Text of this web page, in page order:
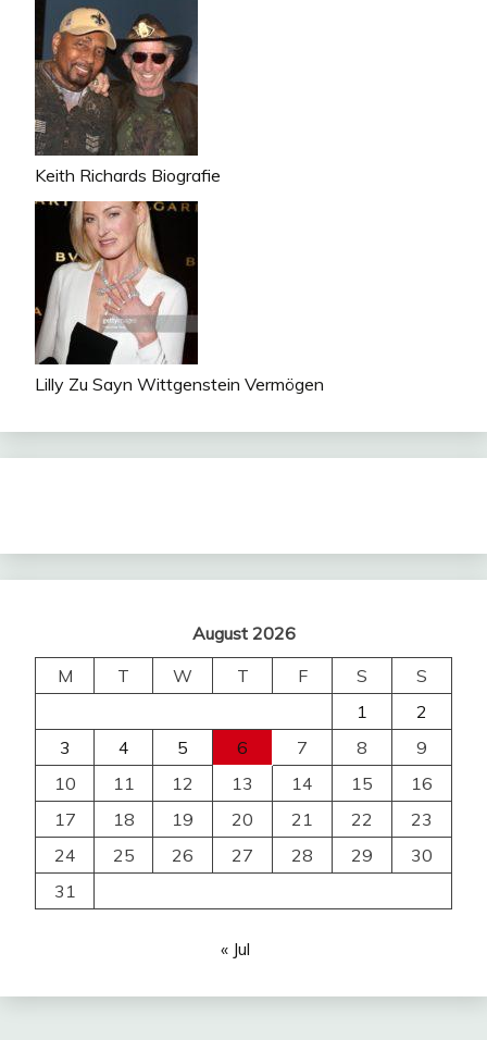
Keith Richards Biografie
Lilly Zu Sayn Wittgenstein Vermögen
August 2026
M
T W T F S
S
1
2
3
4 5 6 7 8
9
10
11 12 13 14 15
16
17
18 19 20 21 22
23
24
25 26 27 28 29
30
31
« Jul